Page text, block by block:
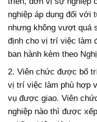
nghiệp áp dụng đối với
nhưng không vượt quá
định cho vị trí việc làm
ban hành kèm theo
2. Viên chức được bố
vị trí việc làm phù hợp
vụ được giao. Viên
nghiệp nào thì được